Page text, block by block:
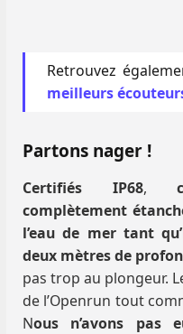
Retrouvez
meilleurs
Partons nager !
Certifiés IP68,
complètement
l’eau de mer tant
deux mètres de
pas trop au plongeur.
de l’Openrun tout
Nous n’avons pas